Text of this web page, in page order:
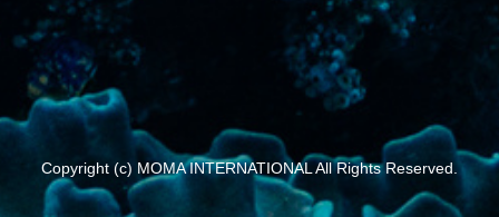
Copyright (c) MOMA INTERNATIONAL All Rights Reserved.